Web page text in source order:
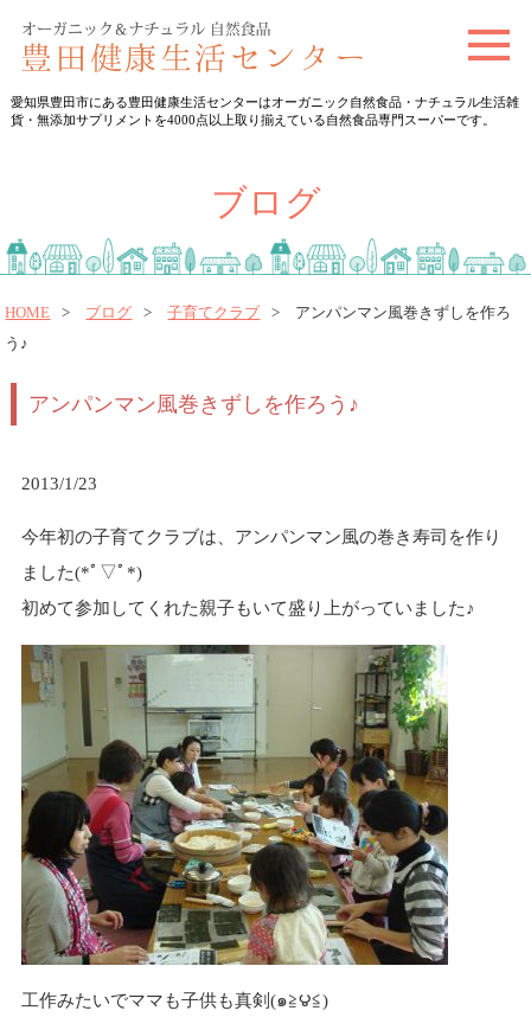
t
g
a
v
n
愛知県豊田市にある豊田健康生活センターはオーガニック自然食品・ナチュラル生活雑
貨・無添加サプリメントを4000点以上取り揃えている自然食品専門スーパーです。
ブログ
HOME ブログ 子育てクラブ
アンパンマン風巻きずしを作ろ
う♪
アンパンマン風巻きずしを作ろう♪
2013/1/23
今年初の子育てクラブは、アンパンマン風の巻き寿司を作り
ました(*ﾟ▽ﾟ*)
初めて参加してくれた親子もいて盛り上がっていました♪
工作みたいでママも子供も真剣(๑≧౪≦)